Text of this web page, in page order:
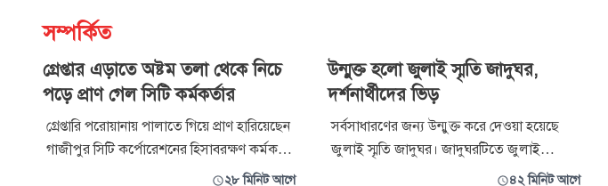
সম্পর্কিত
গ্রেপ্তার এড়াতে অষ্টম তলা থেকে নিচে
পড়ে প্রাণ গেল সিটি কর্মকর্তার
গ্রেপ্তারি পরোয়ানায় পালাতে গিয়ে প্রাণ হারিয়েছেন
গাজীপুর সিটি কর্পোরেশনের হিসাবরক্ষণ কর্মকর্তা
নজরুল ইসলাম (৫৫)। রাজধানীর রমনার২৮ মিনিট আগে
উন্মুক্ত হলো জুলাই স্মৃতি জাদুঘর,
দর্শনার্থীদের ভিড়
সর্বসাধারণের জন্য উন্মুক্ত করে দেওয়া হয়েছে
জুলাই স্মৃতি জাদুঘর। জাদুঘরটিতে জুলাই
আন্দোলনের ঘটনাপ্রবাহ, শহীদ ও আহতদের স্মৃতি,
৪২ মিনিট আগে